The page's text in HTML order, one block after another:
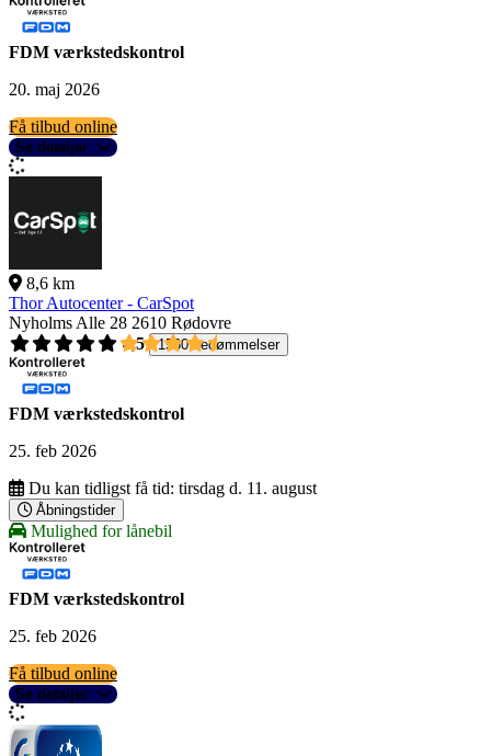
FDM værkstedskontrol
20. maj 2026
Få tilbud online
Se detaljer
8,6 km
Thor Autocenter - CarSpot
Nyholms Alle 28 2610 Rødovre
4,5
1560 bedømmelser
FDM værkstedskontrol
25. feb 2026
Du kan tidligst få tid: tirsdag d. 11. august
Åbningstider
Mulighed for lånebil
FDM værkstedskontrol
25. feb 2026
Få tilbud online
Se detaljer